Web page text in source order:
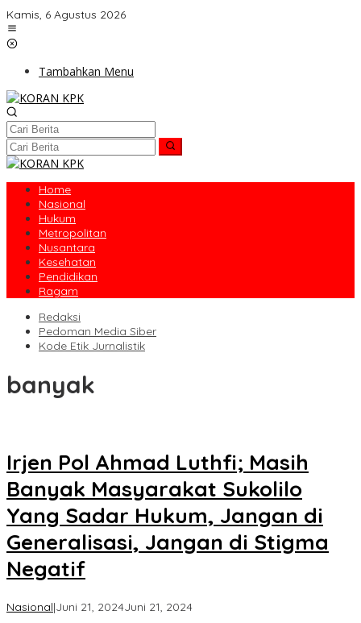
Lewati
ke
konten
Kamis, 6 Agustus 2026
Tambahkan Menu
Home
Nasional
Hukum
Metropolitan
Nusantara
Kesehatan
Pendidikan
Ragam
Redaksi
Pedoman Media Siber
Kode Etik Jurnalistik
banyak
Irjen Pol Ahmad Luthfi; Masih
Banyak Masyarakat Sukolilo
Yang Sadar Hukum, Jangan di
Generalisasi, Jangan di Stigma
Negatif
Nasional|Juni 21, 2024Juni 21, 2024oleh